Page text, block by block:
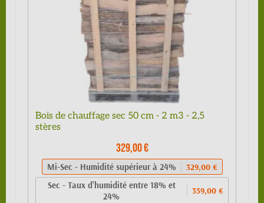
Bois de chauffage sec 50 cm - 2 m3 - 2,5
stères
329,00 €
Mi-Sec - Humidité supérieur à 24% 329,00 €
Sec - Taux d'humidité entre 18% et
24%
359,00 €